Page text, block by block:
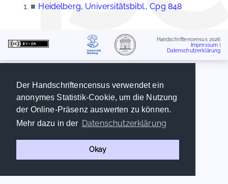
Der Handschriftencensus verwendet ein
anonymes Statistik-Cookie, um die Nutzung
der Online-Präsenz auswerten zu können.
Mehr dazu in der Datenschutzerklärung
Okay
■ Heidelberg, Universitätsbibl., Cpg 848
Handschriftencensus 2026
Impressum
Datenschutzerklärung